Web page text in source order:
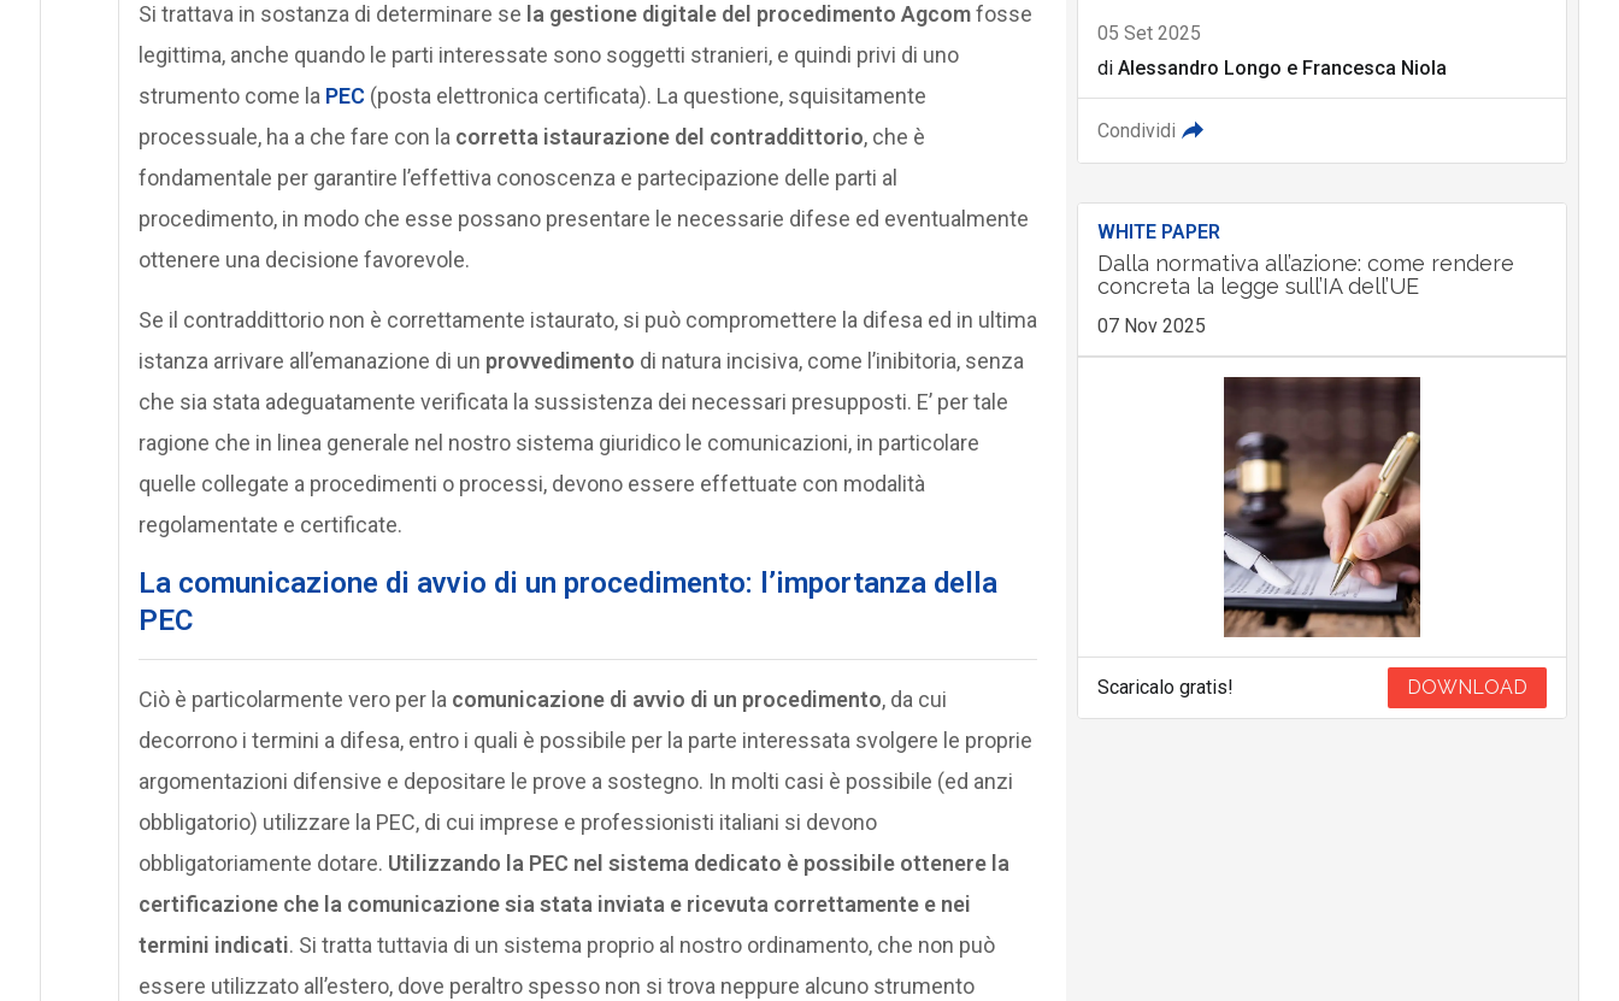
Si trattava in sostanza di determinare se la gestione digitale del procedimento Agcomfosse
legittima, anche quando le parti interessate sono soggetti stranieri, e quindi privi di uno
strumento come la PEC (posta elettronica certificata). La questione, squisitamente
processuale, ha a che fare con la corretta istaurazione del contraddittorio, che è
fondamentale per garantire l’effettiva conoscenza e partecipazione delle parti al
procedimento, in modo che esse possano presentare le necessarie difese ed eventualmente
ottenere una decisione favorevole.
Se il contraddittorio non è correttamente istaurato, si può compromettere la difesa ed in ultima
istanza arrivare all’emanazione di un provvedimento di natura incisiva, come l’inibitoria, senza
che sia stata adeguatamente verificata la sussistenza dei necessari presupposti. E’ per tale
ragione che in linea generale nel nostro sistema giuridico le comunicazioni, in particolare
quelle collegate a procedimenti o processi, devono essere effettuate con modalità
regolamentate e certificate.
La comunicazione di avvio di un procedimento: l’importanza della
PEC
Ciò è particolarmente vero per la comunicazione di avvio di un procedimento, da cui
decorrono i termini a difesa, entro i quali è possibile per la parte interessata svolgere le proprie
argomentazioni difensive e depositare le prove a sostegno. In molti casi è possibile (ed anzi
obbligatorio) utilizzare la PEC, di cui imprese e professionisti italiani si devono
obbligatoriamente dotare. Utilizzando la PEC nel sistema dedicato è possibile ottenere la
certificazione che la comunicazione sia stata inviata e ricevuta correttamente e nei
termini indicati. Si tratta tuttavia di un sistema proprio al nostro ordinamento, che non può
essere utilizzato all’estero, dove peraltro spesso non si trova neppure alcuno strumento
05 Set 2025
di Alessandro Longo e Francesca Niola
Condividi
WHITE PAPER
Dalla normativa all’azione: come rendere
concreta la legge sull’IA dell’UE
07 Nov 2025
Scaricalo gratis! DOWNLOAD